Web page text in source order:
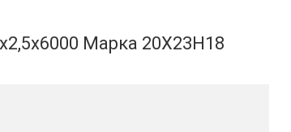
Марка 20Х23Н18